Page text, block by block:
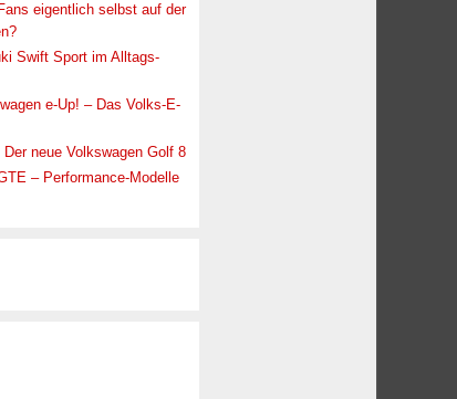
eigentlich selbst auf der
Swift Sport im Alltags-
e-Up! – Das Volks-E-
neue Volkswagen Golf 8
– Performance-Modelle